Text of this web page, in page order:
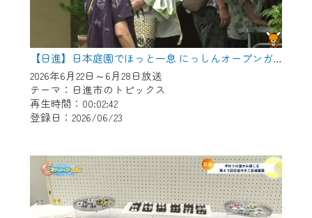
【日進】日本庭園でほっと一息 にっしんオープンガーデン
2026年6月22日～6月28日放送
テーマ：日進市のトピックス
再生時間：00:02:42
登録日：2026/06/23